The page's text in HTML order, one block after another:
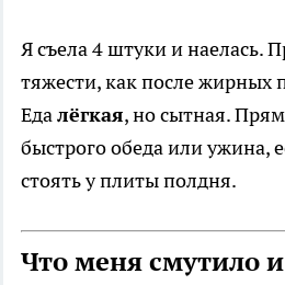
Я съела 4 штуки и наелась.
тяжести, как после жирных
Едалёгкая, но сытная.
быстрого обеда или ужина,
стоять у плиты полдня.
Что меня смутило